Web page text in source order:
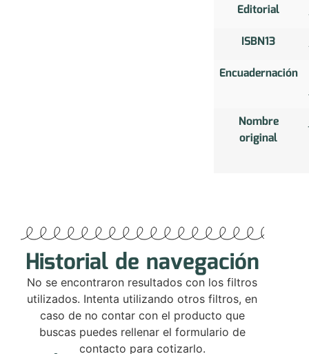
Editorial
ISBN13
Encuadernación
Nombre
original
Historial de navegación
No se encontraron resultados con los filtros
utilizados. Intenta utilizando otros filtros, en
caso de no contar con el producto que
buscas puedes rellenar el formulario de
contacto para cotizarlo.